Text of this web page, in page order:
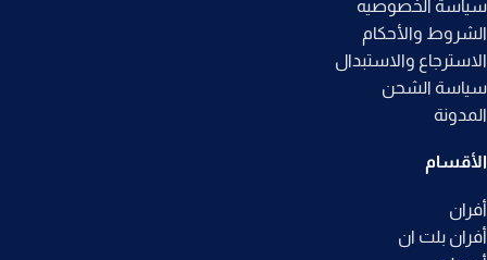
سياسة الخصوصيه
الشروط والأحكام
الاسترجاع والاستبدال
سياسة الشحن
المدونة
الأقسام
أفران
أفران بلت ان